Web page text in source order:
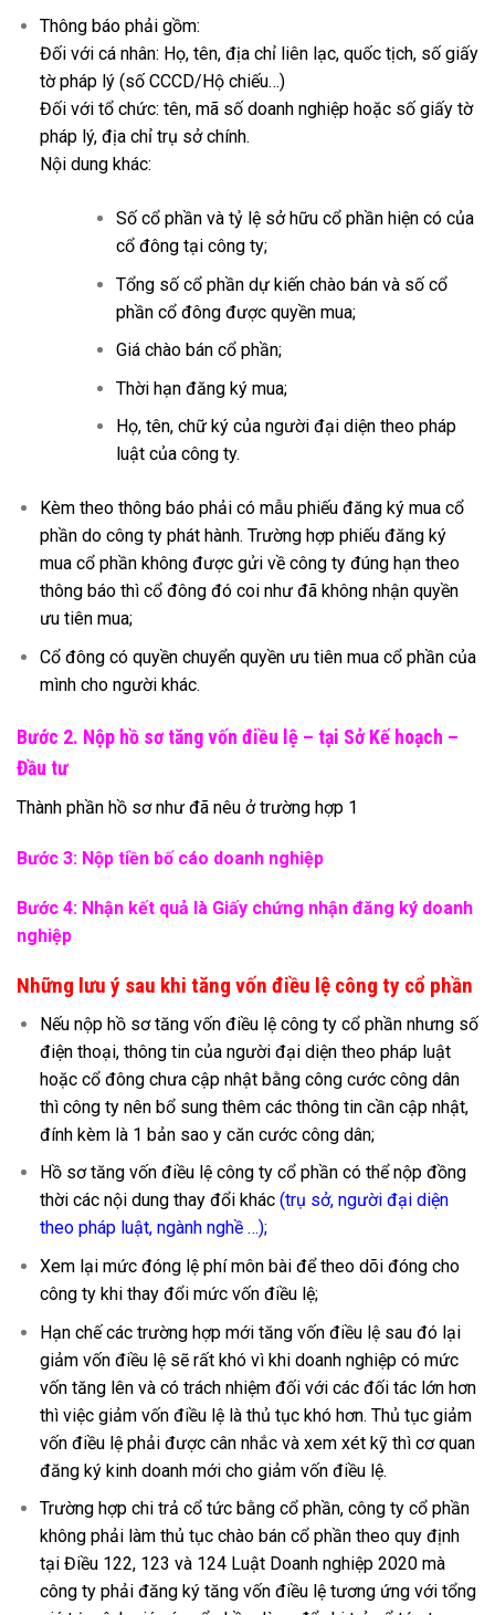
Thông báo phải gồm:
Đối với cá nhân: Họ, tên, địa chỉ liên lạc, quốc tịch, số giấy
tờ pháp lý (số CCCD/Hộ chiếu…)
Đối với tổ chức: tên, mã số doanh nghiệp hoặc số giấy tờ
pháp lý, địa chỉ trụ sở chính.
Nội dung khác:
Số cổ phần và tỷ lệ sở hữu cổ phần hiện có của
cổ đông tại công ty;
Tổng số cổ phần dự kiến chào bán và số cổ
phần cổ đông được quyền mua;
Giá chào bán cổ phần;
Thời hạn đăng ký mua;
Họ, tên, chữ ký của người đại diện theo pháp
luật của công ty.
Kèm theo thông báo phải có mẫu phiếu đăng ký mua cổ
phần do công ty phát hành. Trường hợp phiếu đăng ký
mua cổ phần không được gửi về công ty đúng hạn theo
thông báo thì cổ đông đó coi như đã không nhận quyền
ưu tiên mua;
Cổ đông có quyền chuyển quyền ưu tiên mua cổ phần của
mình cho người khác.
Bước 2. Nộp hồ sơ tăng vốn điều lệ – tại Sở Kế hoạch –
Đầu tư
Thành phần hồ sơ như đã nêu ở trường hợp 1
Bước 3: Nộp tiền bố cáo doanh nghiệp
Bước 4: Nhận kết quả là Giấy chứng nhận đăng ký doanh
nghiệp
Những lưu ý sau khi tăng vốn điều lệ công ty cổ phần
Nếu nộp hồ sơ tăng vốn điều lệ công ty cổ phần nhưng số
điện thoại, thông tin của người đại diện theo pháp luật
hoặc cổ đông chưa cập nhật bằng công cước công dân
thì công ty nên bổ sung thêm các thông tin cần cập nhật,
đính kèm là 1 bản sao y căn cước công dân;
Hồ sơ tăng vốn điều lệ công ty cổ phần có thể nộp đồng
thời các nội dung thay đổi khác (trụ sở, người đại diện
theo pháp luật, ngành nghề…);
Xem lại mức đóng lệ phí môn bài để theo dõi đóng cho
công ty khi thay đổi mức vốn điều lệ;
Hạn chế các trường hợp mới tăng vốn điều lệ sau đó lại
giảm vốn điều lệ sẽ rất khó vì khi doanh nghiệp có mức
vốn tăng lên và có trách nhiệm đối với các đối tác lớn hơn
thì việc giảm vốn điều lệ là thủ tục khó hơn. Thủ tục giảm
vốn điều lệ phải được cân nhắc và xem xét kỹ thì cơ quan
đăng ký kinh doanh mới cho giảm vốn điều lệ.
Trường hợp chi trả cổ tức bằng cổ phần, công ty cổ phần
không phải làm thủ tục chào bán cổ phần theo quy định
tại Điều 122, 123 và 124 Luật Doanh nghiệp 2020 mà
công ty phải đăng ký tăng vốn điều lệ tương ứng với tổng